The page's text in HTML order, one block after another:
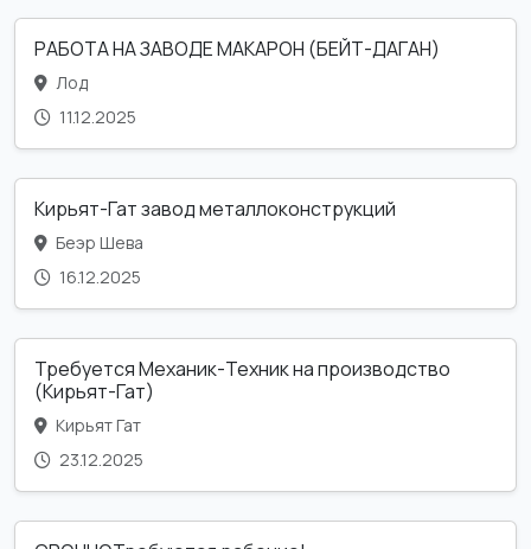
РАБОТА НА ЗАВОДЕ МАКАРОН (БЕЙТ-ДАГАН)
Лод
11.12.2025
Кирьят-Гат завод металлоконструкций
Беэр Шева
16.12.2025
Требуется Механик-Техник на производство
(Кирьят-Гат)
Кирьят Гат
23.12.2025